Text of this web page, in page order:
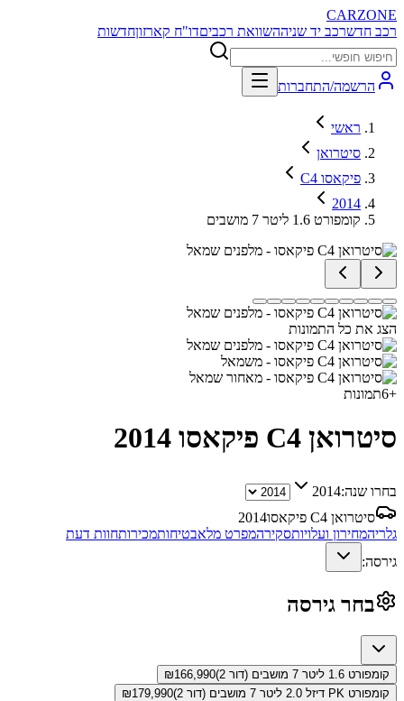
CARZONE
רכב חדשרכב יד שניההשוואת רכביםדו"ח קארזוןחדשות
הרשמה/התחברות
ראשי
סיטרואן
C4 פיקאסו
2014
קומפורט 1.6 ליטר 7 מושבים
הצג את כל התמונות
+
6תמונות
סיטרואן C4 פיקאסו 2014
בחרו שנה:2014
סיטרואן C4 פיקאסו
2014
גלריהמחירון ועלויותסקירהמפרט מלאבטיחותמכירותחוות דעת
גירסה:
בחר גירסה
קומפורט 1.6 ליטר 7 מושבים (דור 2) ₪166,990
קומפורט PK דיזל 2.0 ליטר 7 מושבים (דור 2)
₪179,990